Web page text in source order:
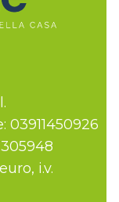
03911450926
i.v.